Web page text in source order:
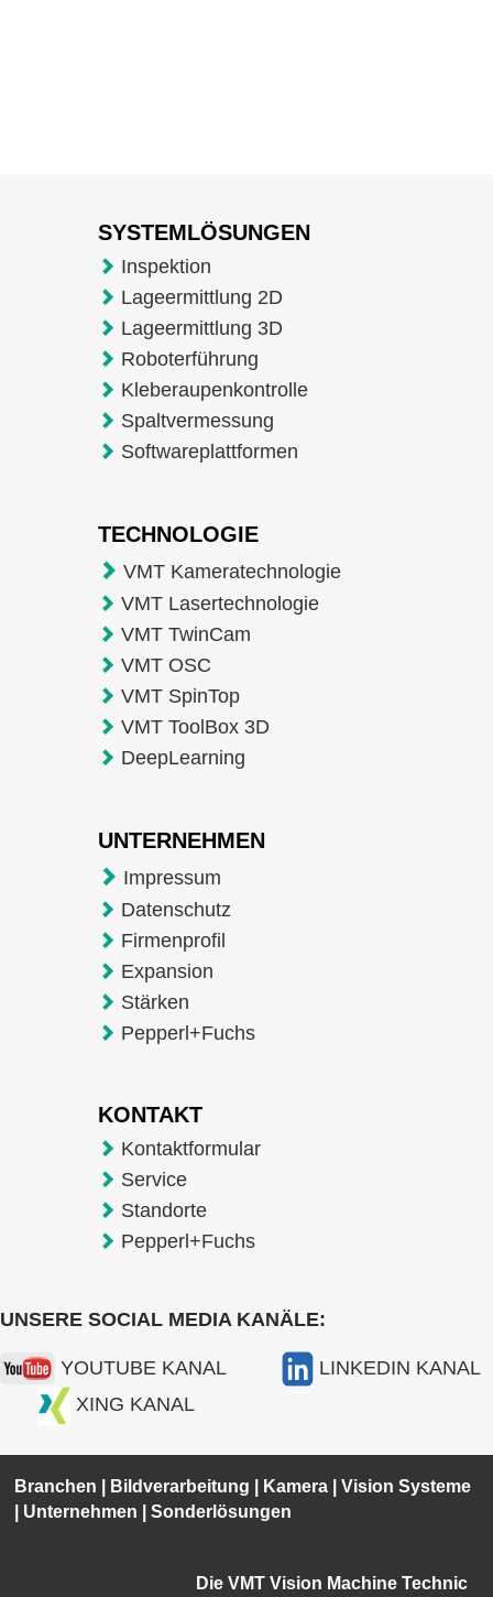
SYSTEMLÖSUNGEN
Inspektion
Lageermittlung 2D
Lageermittlung 3D
Roboterführung
Kleberaupenkontrolle
Spaltvermessung
Softwareplattformen
TECHNOLOGIE
VMT Kameratechnologie
VMT Lasertechnologie
VMT TwinCam
VMT OSC
VMT SpinTop
VMT ToolBox 3D
DeepLearning
UNTERNEHMEN
Impressum
Datenschutz
Firmenprofil
Expansion
Stärken
Pepperl+Fuchs
KONTAKT
Kontaktformular
Service
Standorte
Pepperl+Fuchs
UNSERE SOCIAL MEDIA KANÄLE:
YOUTUBE KANAL
LINKEDIN KANAL
XING KANAL
Branchen Bildverarbeitung Kamera |Vision Systeme
Unternehmen |Sonderlösungen
Die VMT Vision Machine Technic